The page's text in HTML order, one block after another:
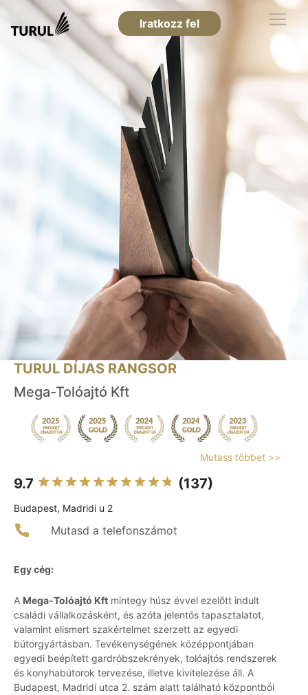
Iratkozz fel
TURUL DÍJAS RANGSOR
Mega-Tolóajtó Kft
Mutass többet >>
9.7 (137)
Budapest, Madridi u 2
Mutasd a telefonszámot
Egy cég:
A Mega-Tolóajtó Kft mintegy húsz évvel ezelőtt indult
családi vállalkozásként, és azóta jelentős tapasztalatot,
valamint elismert szakértelmet szerzett az egyedi
bútorgyártásban. Tevékenységének középpontjában
egyedi beépített gardróbszekrények, tolóajtós rendszerek
és konyhabútorok tervezése, illetve kivitelezése áll. A
Budapest, Madridi utca 2. szám alatt található központból